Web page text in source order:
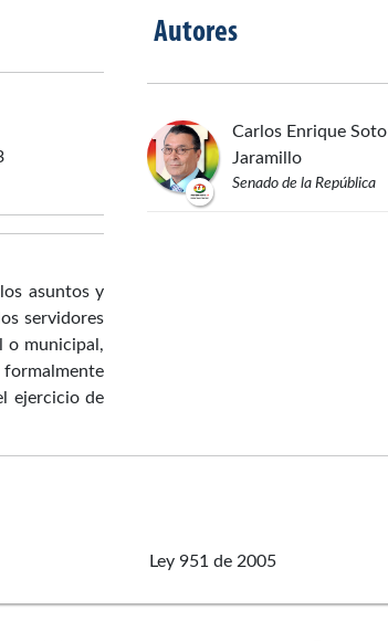
asuntos y
servidores
o municipal,
formalmente
ejercicio de
Autores
Carlos Enrique Soto
Jaramillo
Senado de la República
Ley 951 de 2005